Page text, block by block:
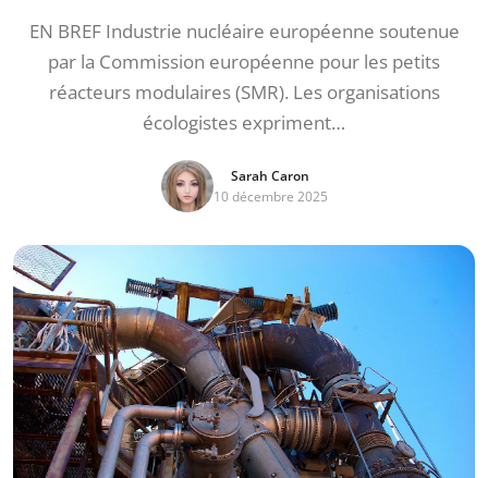
EN BREF Industrie nucléaire européenne soutenue
par la Commission européenne pour les petits
réacteurs modulaires (SMR). Les organisations
écologistes expriment…
Sarah Caron
10 décembre 2025